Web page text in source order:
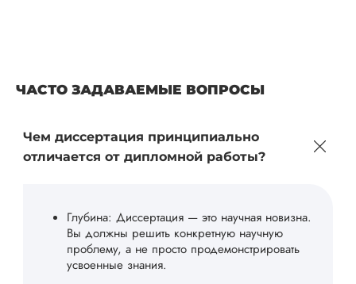
ЧАСТО ЗАДАВАЕМЫЕ ВОПРОСЫ
Чем диссертация принципиально
отличается от дипломной работы?
Глубина: Диссертация — это научная новизна.
Вы должны решить конкретную научную
проблему, а не просто продемонстрировать
усвоенные знания.